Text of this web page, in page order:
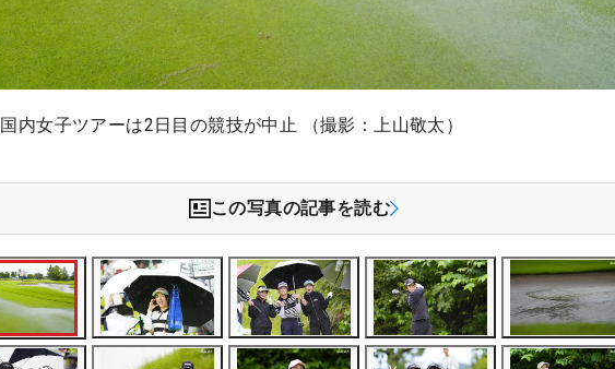
国内女子ツアーは2日目の競技が中止 （撮影：上山敬太）
この写真の記事を読む